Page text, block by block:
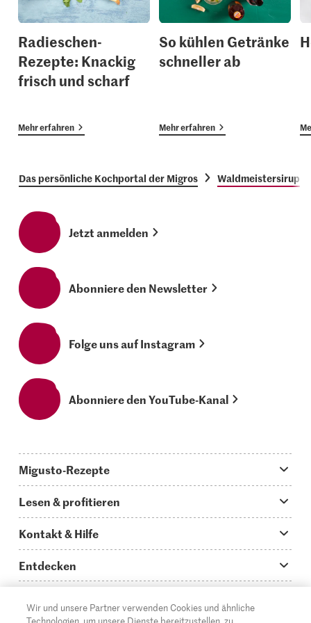
Radieschen-
Rezepte: Knackig
frisch und scharf
Mehr erfahren
So kühlen Getränke
schneller ab
Mehr erfahren
Das persönliche Kochportal der Migros Waldmeistersirup
Jetzt anmelden
Abonniere den Newsletter
Folge uns auf Instagram
Abonniere den YouTube-Kanal
Migusto-Rezepte
Was koche ich heute?
Hauptgerichte
Schnelle & einfache Rezepte
Apéro & Fingerfood
Lesen & profitieren
Storys
How to-Videos
Glossar
Kontakt & Hilfe
Infos zum Kochen mit Migusto
Kontakt
Entdecken
Supermarkt
Migros Online
DE FR IT
Wir und unsere Partner verwenden Cookies und ähnliche